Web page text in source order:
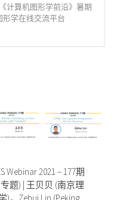
计算机图形学前沿》暑期
形学在线交流平台
Webinar 2021 – 177期
题) | 王贝贝 (南京理